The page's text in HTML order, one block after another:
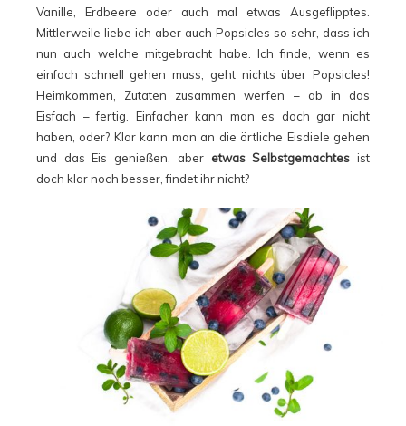
Vanille, Erdbeere oder auch mal etwas Ausgeflipptes.
Mittlerweile liebe ich aber auch Popsicles so sehr, dass ich
nun auch welche mitgebracht habe. Ich finde, wenn es
einfach schnell gehen muss, geht nichts über Popsicles!
Heimkommen, Zutaten zusammen werfen – ab in das
Eisfach – fertig. Einfacher kann man es doch gar nicht
haben, oder? Klar kann man an die örtliche Eisdiele gehen
und das Eis genießen, aber etwas Selbstgemachtes ist
doch klar noch besser, findet ihr nicht?